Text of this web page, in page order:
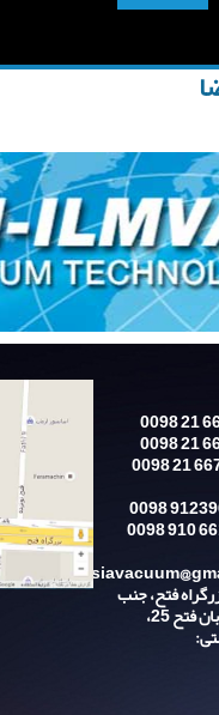
فتح، جنب
پمپ بنزین ، خیابان فتح 25،